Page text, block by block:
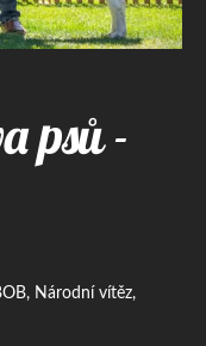
psů -
Národní vítěz,